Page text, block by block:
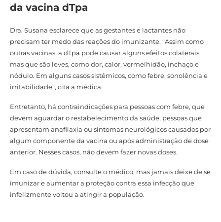
da vacina dTpa
Dra. Susana esclarece que as gestantes e lactantes não
precisam ter medo das reações do imunizante. “Assim como
outras vacinas, a dTpa pode causar alguns efeitos colaterais,
mas que são leves, como dor, calor, vermelhidão, inchaço e
nódulo. Em alguns casos sistêmicos, como febre, sonolência e
irritabilidade”, cita a médica.
Entretanto, há contraindicações para pessoas com febre, que
devem aguardar o restabelecimento da saúde, pessoas que
apresentam anafilaxia ou sintomas neurológicos causados por
algum componente da vacina ou após administração de dose
anterior. Nesses casos, não devem fazer novas doses.
Em caso de dúvida, consulte o médico, mas jamais deixe de se
imunizar e aumentar a proteção contra essa infecção que
infelizmente voltou a atingir a população.